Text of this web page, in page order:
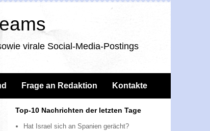
virale Social-Media-Postings
Frage an Redaktion Kontakte
Top-10 Nachrichten der letzten Tage
Hat Israel sich an Spanien gerächt?